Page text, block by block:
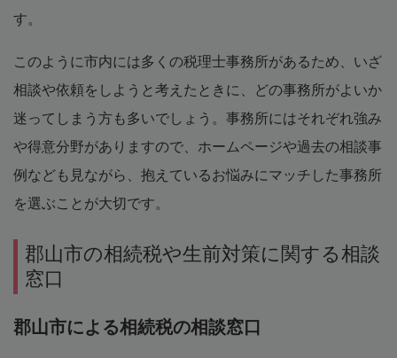
す。
このように市内には多くの税理士事務所があるため、いざ
相談や依頼をしようと考えたときに、どの事務所がよいか
迷ってしまう方も多いでしょう。事務所にはそれぞれ強み
や得意分野がありますので、ホームページや過去の相談事
例なども見ながら、抱えているお悩みにマッチした事務所
を選ぶことが大切です。
郡山市の相続税や生前対策に関する相談
窓口
郡山市による相続税の相談窓口